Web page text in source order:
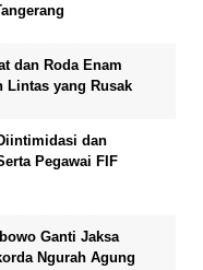
dan Roda Enam
Lintas yang Rusak
dan
Pegawai FIF
Ganti Jaksa
Ngurah Agung